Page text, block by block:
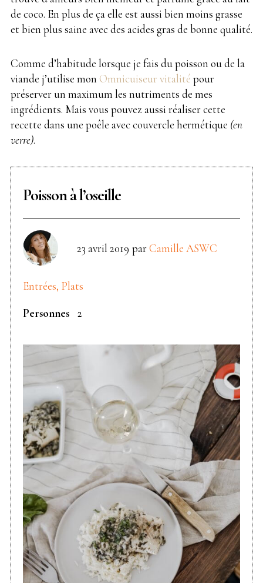
de coco. En plus de ça elle est aussi bien moins grasse
et bien plus saine avec des acides gras de bonne qualité.
Comme d’habitude lorsque je fais du poisson ou de la
viande j’utilise mon Omnicuiseur vitalité pour
préserver un maximum les nutriments de mes
ingrédients. Mais vous pouvez aussi réaliser cette
recette dans une poêle avec couvercle hermétique (en
verre).
Poisson à l’oseille
23 avril 2019 parCamille ASWC
Entrées, Plats
Personnes
2